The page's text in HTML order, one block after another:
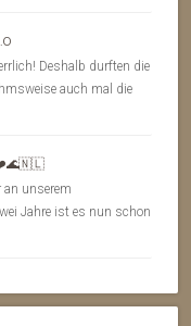
Deshalb durften die
auch mal die
❤️🌊🇳🇱
an unserem
Jahre ist es nun schon